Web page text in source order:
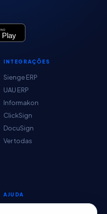
INTEGRAÇÕES
Sienge ERP
UAU ERP
Informakon
ClickSign
DocuSign
Ver todas
AJUDA